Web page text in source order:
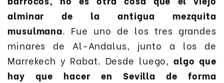
alminar de la antigua mezquita
musulmana. Fue uno de los tres grandes
minares de Al-Andalus, junto a los de
Marrekech y Rabat. Desde luego, algo que
hay que hacer en Sevilla de forma